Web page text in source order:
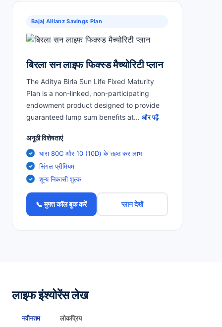
Bajaj Allianz Savings Plan
बिरला सन लाइफ फिक्स्ड मैच्योरिटी प्लान
The Aditya Birla Sun Life Fixed Maturity
Plan is a non-linked, non-participating
endowment product designed to provide
guaranteed lump sum benefits at... और पढ़ें
अनूठी विशेषताएं
धारा 80C और 10 (10D) के तहत कर लाभ
सिंगल प्रीमियम
शून्य निकासी शुल्क
📞 मुफ्त कॉल बुक करें प्लान देखें
लाइफ इंश्योरेंस लेख
नवीनतम लोकप्रिय